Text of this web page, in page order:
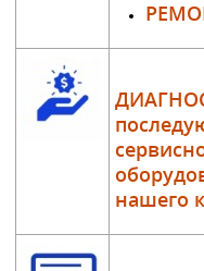
нашего